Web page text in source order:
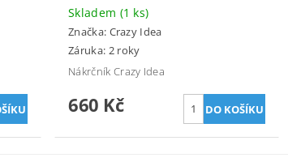
Skladem (1 ks)
Značka: Crazy Idea
Záruka: 2 roky
Nákrčník Crazy Idea
660 Kč